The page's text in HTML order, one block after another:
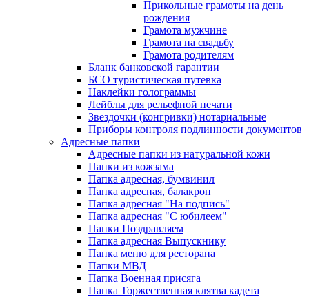
Прикольные грамоты на день
рождения
Грамота мужчине
Грамота на свадьбу
Грамота родителям
Бланк банковской гарантии
БСО туристическая путевка
Наклейки голограммы
Лейблы для рельефной печати
Звездочки (конгривки) нотариальные
Приборы контроля подлинности документов
Адресные папки
Адресные папки из натуральной кожи
Папки из кожзама
Папка адресная, бумвинил
Папка адресная, балакрон
Папка адресная "На подпись"
Папка адресная "C юбилеем"
Папки Поздравляем
Папка адресная Выпускнику
Папка меню для ресторана
Папки МВД
Папка Военная присяга
Папка Торжественная клятва кадета